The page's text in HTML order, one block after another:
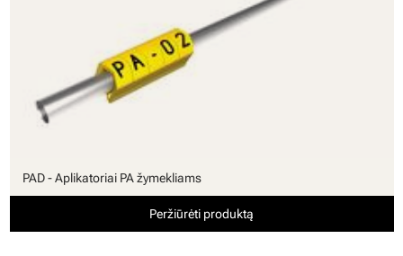
PAD - Aplikatoriai PA žymekliams
Peržiūrėti produktą